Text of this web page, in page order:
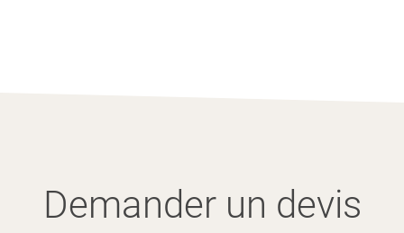
Demander un devis